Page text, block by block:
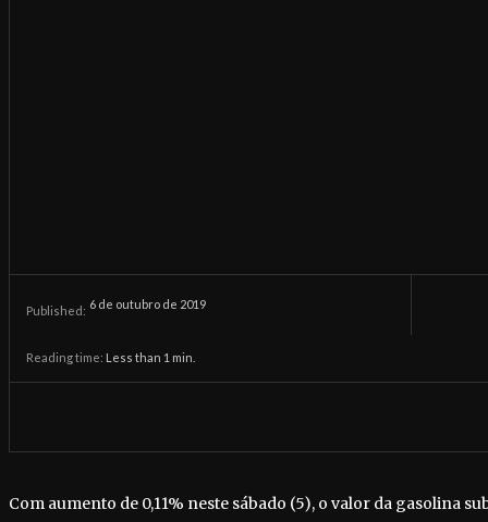
Published: 6 de outubro de 2019
Reading time: Less than 1 min.
Com aumento de 0,11% neste sábado (5), o valor da gasolina